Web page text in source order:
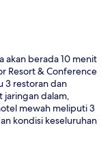
akan berada 10 menit
Resort & Conference
3 restoran dan
jaringan dalam,
mewah meliputi 3
kondisi keseluruhan